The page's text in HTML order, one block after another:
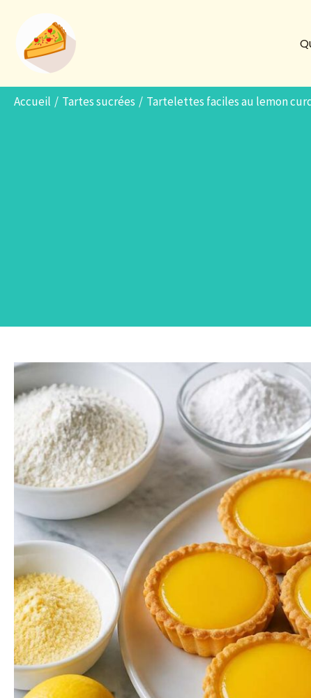
contenu
Accueil Tartes sucrées Tartelettes faciles au lemon